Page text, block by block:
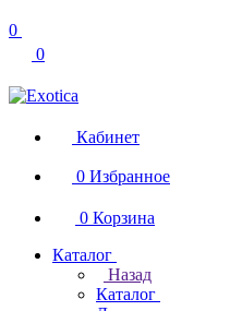
0
0
Кабинет
0 Избранное
0 Корзина
Каталог
Назад
Каталог